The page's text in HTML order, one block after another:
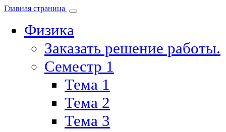
Главная страница
Физика
Заказать решение работы.
Семестр 1
Тема 1
Тема 2
Тема 3